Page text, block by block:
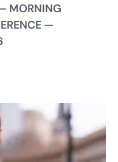
MORNING
—